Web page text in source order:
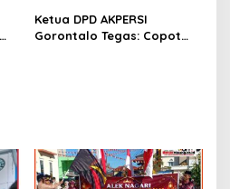
Harga Beras dan Minyakita
Stabil Selama Ramadhan
dan Lebaran 2026
Ketua DPD AKPERSI
Gorontalo Tegas: Copot